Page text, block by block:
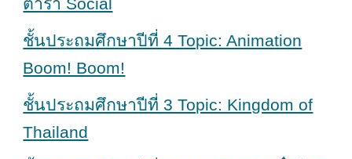
ตำรา Social
ชั้นประถมศึกษาปีที่ 4 Topic: Animation
Boom! Boom!
ชั้นประถมศึกษาปีที่ 3 Topic: Kingdom of
Thailand